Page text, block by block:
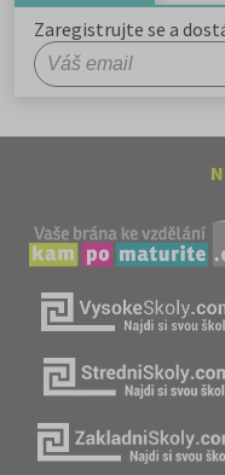
Zaregistrujte se a